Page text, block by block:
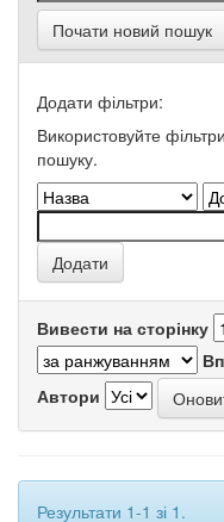
Почати новий пошук
Додати фільтри:
Використовуйте
пошуку.
Вивести на сторінку
Автори
Результати 1-1 зі 1.